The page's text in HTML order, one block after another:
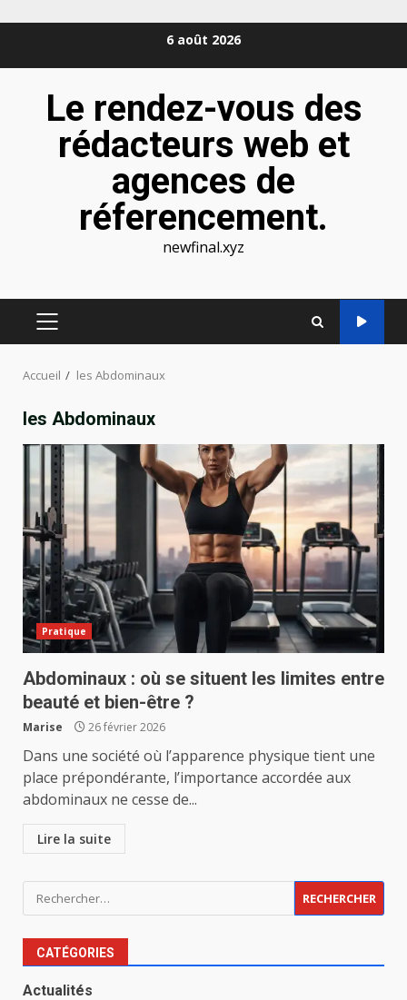
6 août 2026
Le rendez-vous des
rédacteurs web et
agences de
réferencement.
newfinal.xyz
MENU
Accueil les Abdominaux
les Abdominaux
Pratique
Abdominaux : où se situent les limites entre
beauté et bien-être ?
Marise 26 février 2026
Dans une société où l’apparence physique tient une
place prépondérante, l’importance accordée aux
abdominaux ne cesse de...
Lire la suite
Rechercher :
CATÉGORIES
Actualités